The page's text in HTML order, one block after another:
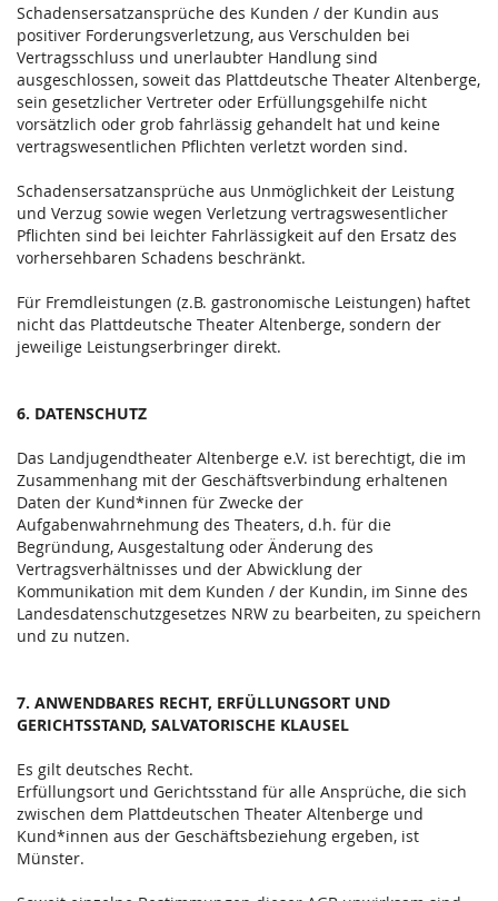
Schadensersatzansprüche des Kunden / der Kundin aus
positiver Forderungsverletzung, aus Verschulden bei
Vertragsschluss und unerlaubter Handlung sind
ausgeschlossen, soweit das Plattdeutsche Theater Altenberge,
sein gesetzlicher Vertreter oder Erfüllungsgehilfe nicht
vorsätzlich oder grob fahrlässig gehandelt hat und keine
vertragswesentlichen Pflichten verletzt worden sind.
Schadensersatzansprüche aus Unmöglichkeit der Leistung
und Verzug sowie wegen Verletzung vertragswesentlicher
Pflichten sind bei leichter Fahrlässigkeit auf den Ersatz des
vorhersehbaren Schadens beschränkt.
Für Fremdleistungen (z.B. gastronomische Leistungen) haftet
nicht das Plattdeutsche Theater Altenberge, sondern der
jeweilige Leistungserbringer direkt.
6. DATENSCHUTZ
Das Landjugendtheater Altenberge e.V. ist berechtigt, die im
Zusammenhang mit der Geschäftsverbindung erhaltenen
Daten der Kund*innen für Zwecke der
Aufgabenwahrnehmung des Theaters, d.h. für die
Begründung, Ausgestaltung oder Änderung des
Vertragsverhältnisses und der Abwicklung der
Kommunikation mit dem Kunden / der Kundin, im Sinne des
Landesdatenschutzgesetzes NRW zu bearbeiten, zu speichern
und zu nutzen.
7. ANWENDBARES RECHT, ERFÜLLUNGSORT UND
GERICHTSSTAND, SALVATORISCHE KLAUSEL
Es gilt deutsches Recht.
Erfüllungsort und Gerichtsstand für alle Ansprüche, die sich
zwischen dem Plattdeutschen Theater Altenberge und
Kund*innen aus der Geschäftsbeziehung ergeben, ist
Münster.